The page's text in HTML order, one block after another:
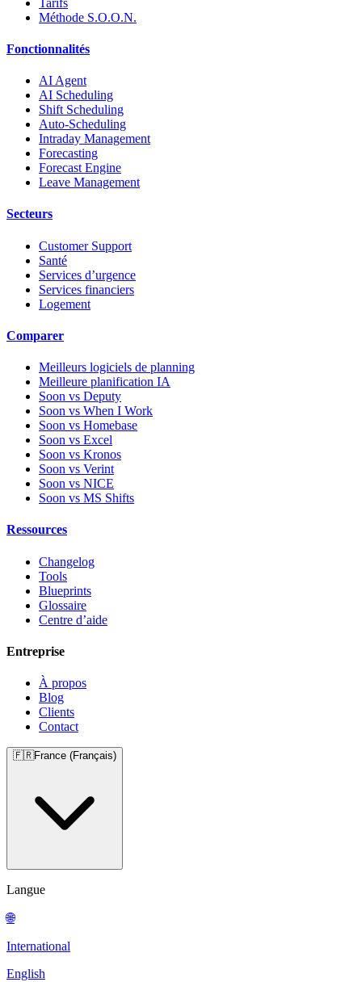
Méthode S.O.O.N.
Fonctionnalités
AI Agent
AI Scheduling
Shift Scheduling
Auto-Scheduling
Intraday Management
Forecasting
Forecast Engine
Leave Management
Secteurs
Customer Support
Santé
Services d’urgence
Services financiers
Logement
Comparer
Meilleurs logiciels de planning
Meilleure planification IA
Soon vs Deputy
Soon vs When I Work
Soon vs Homebase
Soon vs Excel
Soon vs Kronos
Soon vs Verint
Soon vs NICE
Soon vs MS Shifts
Ressources
Changelog
Tools
Blueprints
Glossaire
Centre d’aide
Entreprise
À propos
Blog
Clients
Contact
🇫🇷France (Français)
Langue
🌐
International
English